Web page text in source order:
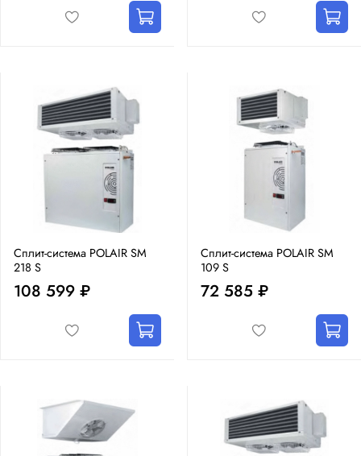
Сплит-система POLAIR SM
218 S
108 599 ₽
Сплит-система POLAIR SM
109 S
72 585 ₽